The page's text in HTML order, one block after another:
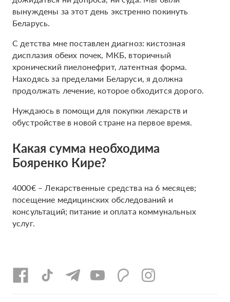
вынуждены за этот день экстренно покинуть
Беларусь.
С детства мне поставлен диагноз: кистозная
дисплазия обеих почек, МКБ, вторичный
хронический пиелонефрит, латентная форма.
Находясь за пределами Беларуси, я должна
продолжать лечение, которое обходится дорого.
Нуждаюсь в помощи для покупки лекарств и
обустройстве в новой стране на первое время.
Какая сумма необходима
Бояренко Кире?
4000€ – Лекарственные средства на 6 месяцев;
посещение медицинских обследований и
консультаций; питание и оплата коммунальных
услуг.